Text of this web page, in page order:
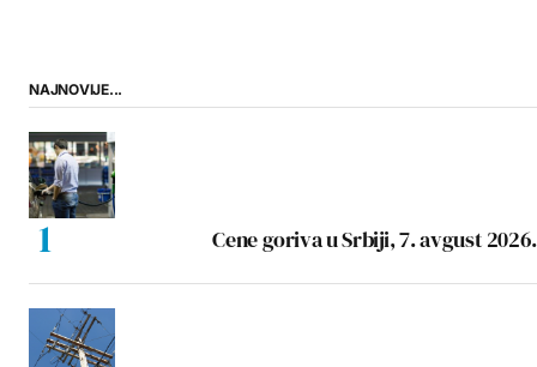
NAJNOVIJE...
Cene goriva u Srbiji, 7. avgust 2026.